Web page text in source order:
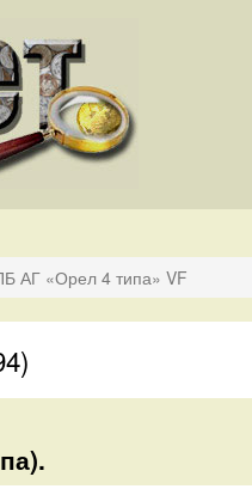
АГ «Орел 4 типа» VF